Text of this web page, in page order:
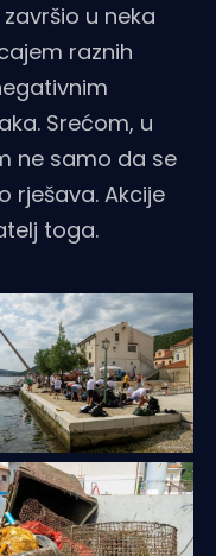
u neka
raznih
Srećom, u
ne samo da se
rješava. Akcije
toga.